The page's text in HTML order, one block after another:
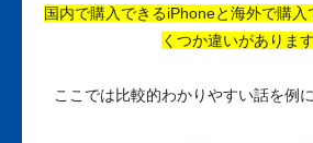
国内で購入できるiPhoneと海外で購
くつか違いがあります
ここでは比較的わかりやすい話を例